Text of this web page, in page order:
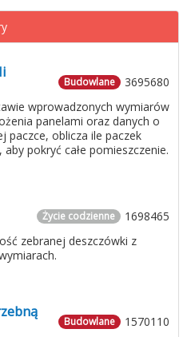
3695680
Budowlane
wprowadzonych wymiarów
panelami oraz danych o
paczce, oblicza ile paczek
pokryć całe pomieszczenie.
1698465
Życie codzienne
zebranej deszczówki z
1570110
Budowlane